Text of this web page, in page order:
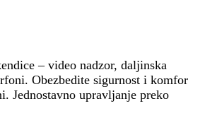
– video nadzor, daljinska
Obezbedite sigurnost i komfor
Jednostavno upravljanje preko